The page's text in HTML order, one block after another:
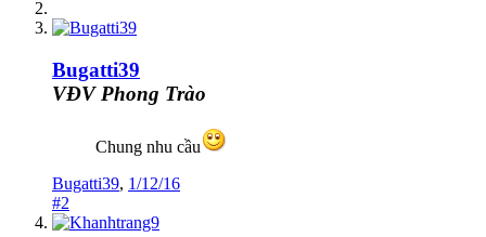
Bugatti39
VĐV Phong Trào
Chung nhu cầu
Bugatti39, 1/12/16
#2